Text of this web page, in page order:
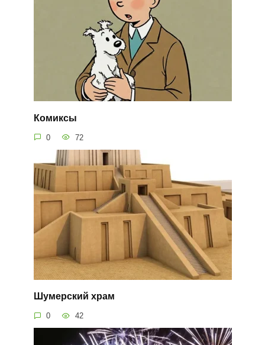
Комиксы
0 72
Шумерский храм
0 42